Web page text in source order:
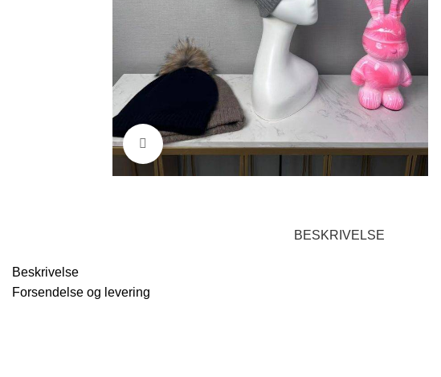
Klik for at forstørre
BESKRIVELSE
Beskrivelse
Forsendelse og levering